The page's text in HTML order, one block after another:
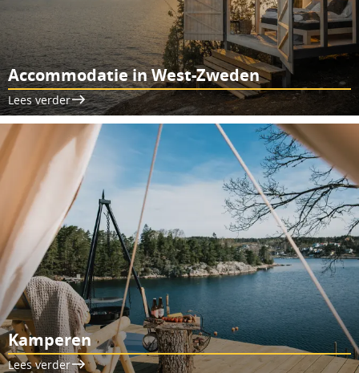
Accommodatie in West-Zweden
Lees verder
Kamperen
Lees verder